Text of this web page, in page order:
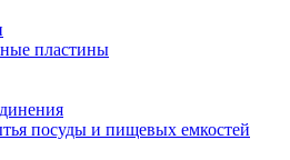
пластины
посуды и пищевых емкостей